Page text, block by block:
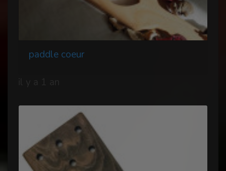
paddle coeur